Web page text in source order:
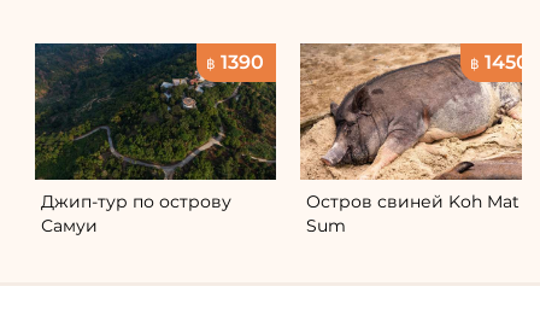
฿ 1390
Джип-тур по острову
Самуи
฿ 1450
Остров свиней Koh Mat
Sum